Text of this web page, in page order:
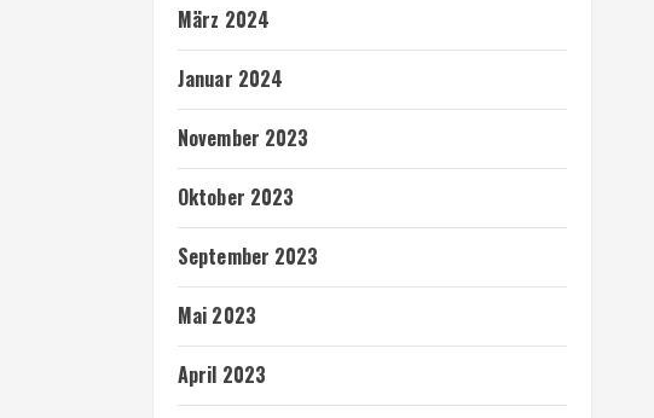
März 2024
Januar 2024
November 2023
Oktober 2023
September 2023
Mai 2023
April 2023